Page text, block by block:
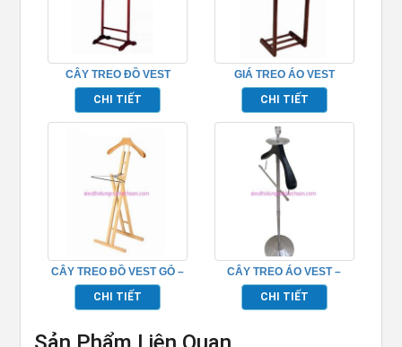
CÂY TREO ĐỒ VEST
KHÁCH SẠN – TPK10203
CHI TIẾT
GIÁ TREO ÁO VEST
PHÒNG KHÁCH SẠN –
TPK10208
CHI TIẾT
CÂY TREO ĐỒ VEST GỖ –
TPK10209
CHI TIẾT
CÂY TREO ÁO VEST –
TP206
CHI TIẾT